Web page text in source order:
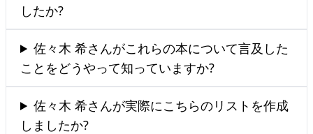
したか?
佐々木 希さんがこれらの本について言及した
ことをどうやって知っていますか?
佐々木 希さんが実際にこちらのリストを作成
しましたか?